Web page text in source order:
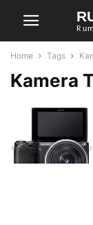
Home Tags
Kamera